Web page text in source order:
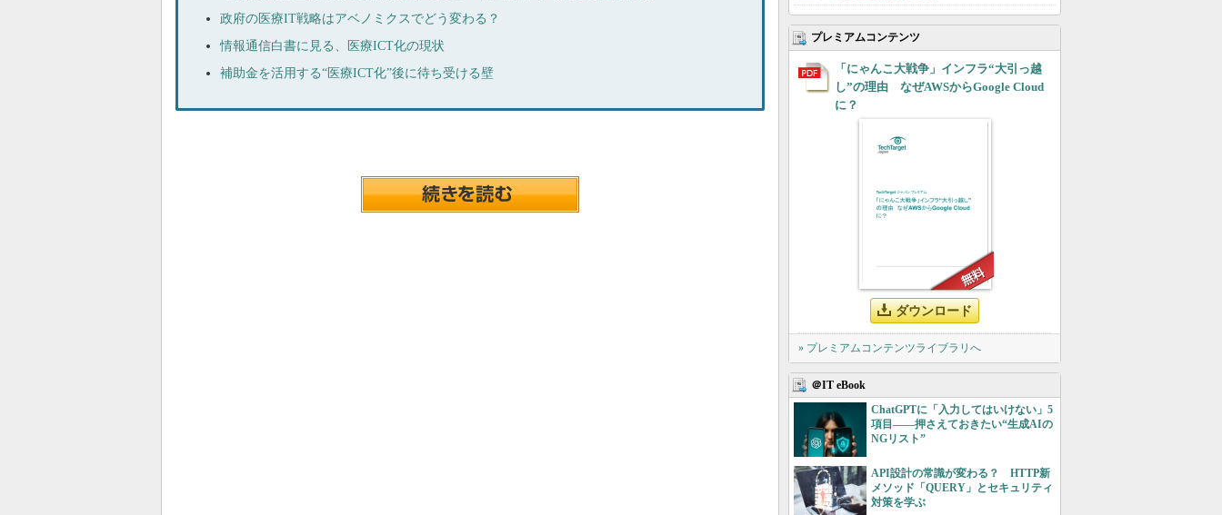
政府の医療IT戦略はアベノミクスでどう変わる？
情報通信白書に見る、医療ICT化の現状
補助金を活用する“医療ICT化”後に待ち受ける壁
プレミアムコンテンツ
「にゃんこ大戦争」インフラ“大引っ越
し”の理由 なぜAWSからGoogle Cloud
に？
ダウンロード
» プレミアムコンテンツライブラリへ
＠IT eBook
ChatGPTに「入力してはいけない」5
項目――押さえておきたい“生成AIの
NGリスト”
API設計の常識が変わる？ HTTP新
メソッド「QUERY」とセキュリティ
対策を学ぶ